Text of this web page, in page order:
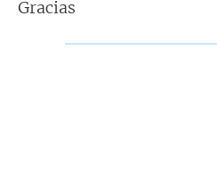
Gracias